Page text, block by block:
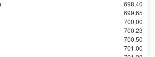
698,40
699,65
700,00
700,23
700,50
701,00